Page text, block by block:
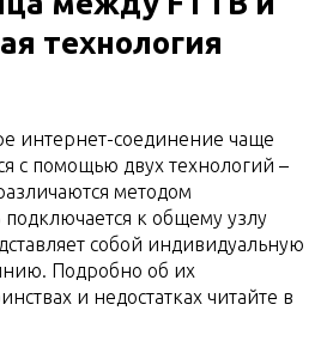
технология
интернет-соединение чаще
с помощью двух технологий –
методом
к общему узлу
собой индивидуальную
Подробно об их
и недостатках читайте в